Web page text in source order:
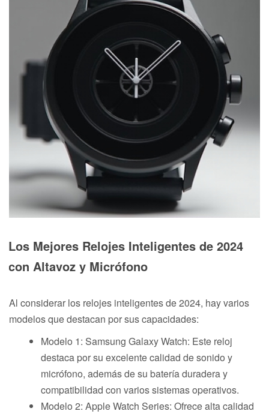
Los Mejores Relojes Inteligentes de 2024
con Altavoz y Micrófono
Al considerar los relojes inteligentes de 2024, hay varios
modelos que destacan por sus capacidades:
Modelo 1: Samsung Galaxy Watch: Este reloj
destaca por su excelente calidad de sonido y
micrófono, además de su batería duradera y
compatibilidad con varios sistemas operativos.
Modelo 2: Apple Watch Series: Ofrece alta calidad